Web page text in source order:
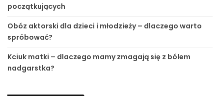
początkujących
Obóz aktorski dla dzieci i młodzieży – dlaczego warto
spróbować?
Kciuk matki – dlaczego mamy zmagają się z bólem
nadgarstka?